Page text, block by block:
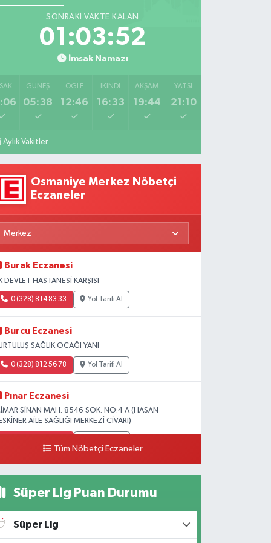
Özaraz
Anlatıyor
SONRAKI VAKTE KALAN
01:03:51
İmsak Namazı
GÜNEŞ
05:38
ÖĞLE
12:46
İKINDI
16:33
AKŞAM
19:44
YATSI
21:10
Aylık Vakitler
Osmaniye Merkez Nöbetçi
Eczaneler
Burak Eczanesi
DEVLET HASTANESİ KARŞISI
0 (328) 814 83 33 Yol Tarifi Al
Burcu Eczanesi
SAĞLIK OCAĞI YANI
0 (328) 812 56 78 Yol Tarifi Al
Pınar Eczanesi
SİNAN MAH. 8546 SOK. NO:4 A (HASAN
AİLE SAĞLIĞI MERKEZİ CİVARI)
Tüm Nöbetçi Eczaneler
Süper Lig Puan Durumu
Süper Lig